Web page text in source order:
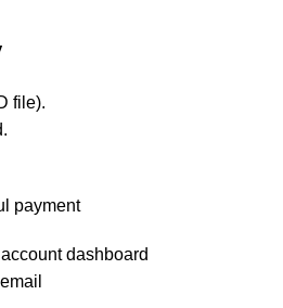
file).
payment
dashboard